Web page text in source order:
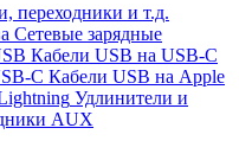
переходники и т.д.
Сетевые зарядные
Кабели USB на USB-C
C Кабели USB на Apple
Удлинители и
AUX